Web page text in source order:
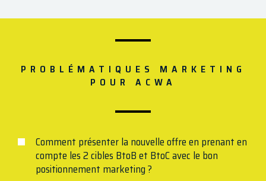
PROBLÉMATIQUES MARKETING
POUR ACWA
Comment présenter la nouvelle offre en prenant en
compte les 2 cibles BtoB et BtoC avec le bon
positionnement marketing ?